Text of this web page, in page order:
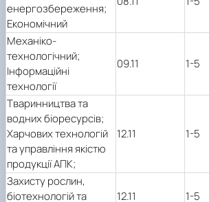
енергозбереження;
Економічний
Механіко-
технологічний;
Інформаційні
технології
09.11 1-5
Тваринництва та
водних біоресурсів;
Харчових технологій
та управління якістю
продукції АПК;
12.11 1-5
Захисту рослин,
біотехнологій та
12.11 1-5